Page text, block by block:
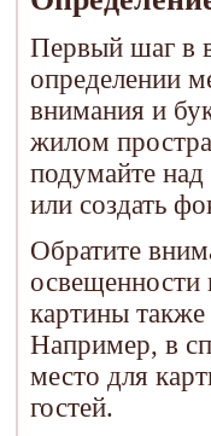
Первый шаг в
определении
внимания и
жилом
подумайте
или создать
Обратите
картины
Например, в
место для
гостей.